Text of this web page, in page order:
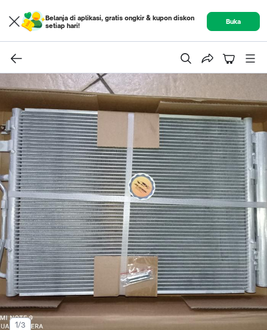
Belanja di aplikasi, gratis ongkir & kupon diskon
setiap hari!
Buka
1/3